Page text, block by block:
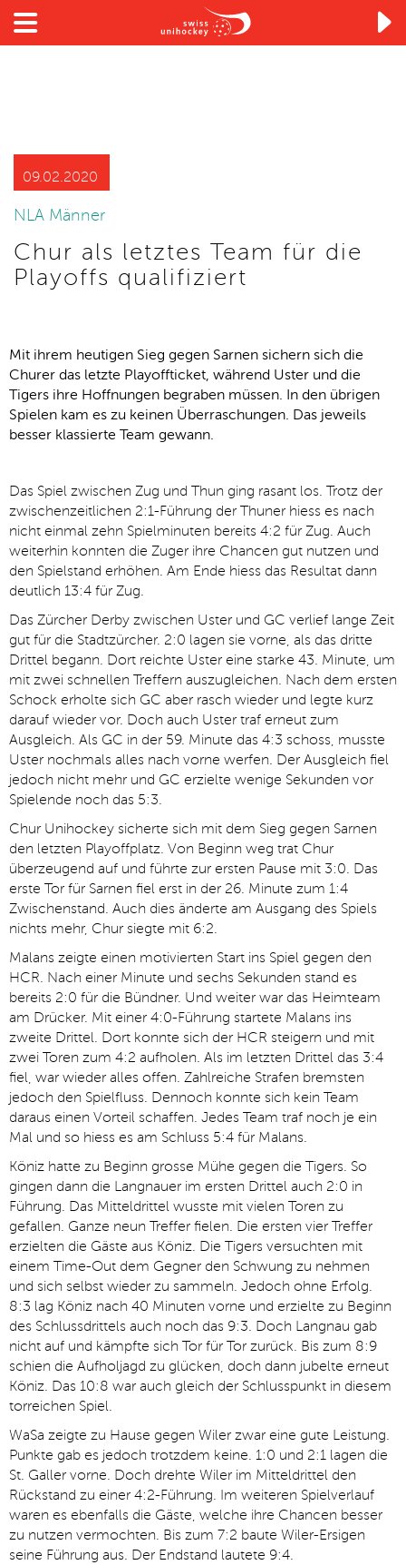

09.02.2020
NLA Männer
Chur als letztes Team für die
Playoffs qualifiziert
Mit ihrem heutigen Sieg gegen Sarnen sichern sich die
Churer das letzte Playoffticket, während Uster und die
Tigers ihre Hoffnungen begraben müssen. In den übrigen
Spielen kam es zu keinen Überraschungen. Das jeweils
besser klassierte Team gewann.
Das Spiel zwischen Zug und Thun ging rasant los. Trotz der
zwischenzeitlichen 2:1-Führung der Thuner hiess es nach
nicht einmal zehn Spielminuten bereits 4:2 für Zug. Auch
weiterhin konnten die Zuger ihre Chancen gut nutzen und
den Spielstand erhöhen. Am Ende hiess das Resultat dann
deutlich 13:4 für Zug.
Das Zürcher Derby zwischen Uster und GC verlief lange Zeit
gut für die Stadtzürcher. 2:0 lagen sie vorne, als das dritte
Drittel begann. Dort reichte Uster eine starke 43. Minute, um
mit zwei schnellen Treffern auszugleichen. Nach dem ersten
Schock erholte sich GC aber rasch wieder und legte kurz
darauf wieder vor. Doch auch Uster traf erneut zum
Ausgleich. Als GC in der 59. Minute das 4:3 schoss, musste
Uster nochmals alles nach vorne werfen. Der Ausgleich fiel
jedoch nicht mehr und GC erzielte wenige Sekunden vor
Spielende noch das 5:3.
Chur Unihockey sicherte sich mit dem Sieg gegen Sarnen
den letzten Playoffplatz. Von Beginn weg trat Chur
überzeugend auf und führte zur ersten Pause mit 3:0. Das
erste Tor für Sarnen fiel erst in der 26. Minute zum 1:4
Zwischenstand. Auch dies änderte am Ausgang des Spiels
nichts mehr, Chur siegte mit 6:2.
Malans zeigte einen motivierten Start ins Spiel gegen den
HCR. Nach einer Minute und sechs Sekunden stand es
bereits 2:0 für die Bündner. Und weiter war das Heimteam
am Drücker. Mit einer 4:0-Führung startete Malans ins
zweite Drittel. Dort konnte sich der HCR steigern und mit
zwei Toren zum 4:2 aufholen. Als im letzten Drittel das 3:4
fiel, war wieder alles offen. Zahlreiche Strafen bremsten
jedoch den Spielfluss. Dennoch konnte sich kein Team
daraus einen Vorteil schaffen. Jedes Team traf noch je ein
Mal und so hiess es am Schluss 5:4 für Malans.
Köniz hatte zu Beginn grosse Mühe gegen die Tigers. So
gingen dann die Langnauer im ersten Drittel auch 2:0 in
Führung. Das Mitteldrittel wusste mit vielen Toren zu
gefallen. Ganze neun Treffer fielen. Die ersten vier Treffer
erzielten die Gäste aus Köniz. Die Tigers versuchten mit
einem Time-Out dem Gegner den Schwung zu nehmen
und sich selbst wieder zu sammeln. Jedoch ohne Erfolg.
8:3 lag Köniz nach 40 Minuten vorne und erzielte zu Beginn
des Schlussdrittels auch noch das 9:3. Doch Langnau gab
nicht auf und kämpfte sich Tor für Tor zurück. Bis zum 8:9
schien die Aufholjagd zu glücken, doch dann jubelte erneut
Köniz. Das 10:8 war auch gleich der Schlusspunkt in diesem
torreichen Spiel.
WaSa zeigte zu Hause gegen Wiler zwar eine gute Leistung.
Punkte gab es jedoch trotzdem keine. 1:0 und 2:1 lagen die
St. Galler vorne. Doch drehte Wiler im Mitteldrittel den
Rückstand zu einer 4:2-Führung. Im weiteren Spielverlauf
waren es ebenfalls die Gäste, welche ihre Chancen besser
zu nutzen vermochten. Bis zum 7:2 baute Wiler-Ersigen
seine Führung aus. Der Endstand lautete 9:4.